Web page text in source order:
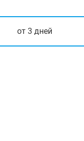
от 3 дней